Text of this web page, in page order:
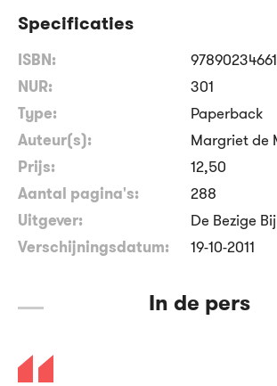
Specificaties
ISBN:
NUR:
301
Type:
Paperback
Auteur(s):
Margriet de
Prijs:
12,50
Aantal pagina's:
288
Uitgever:
De Bezige Bij
Verschijningsdatum:
19-10-2011
In de pers